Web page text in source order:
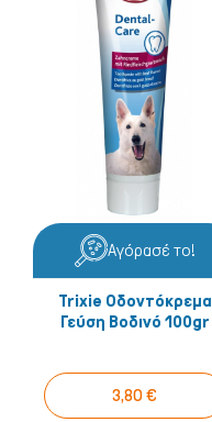
Αγόρασέ το!
Trixie Οδοντόκρεμα
Γεύση Βοδινό 100gr
3,80 €